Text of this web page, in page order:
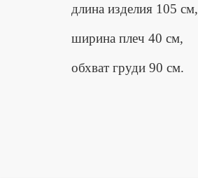
длина изделия 105 см,
ширина плеч 40 см,
обхват груди 90 см.